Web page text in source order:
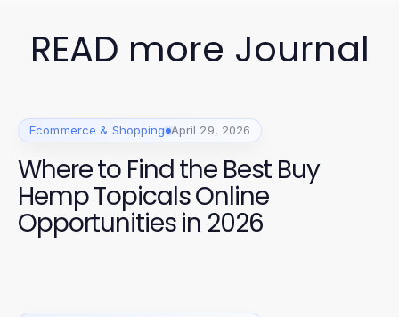
READ more Journal
Ecommerce & Shopping April 29, 2026
Where to Find the Best Buy
Hemp Topicals Online
Opportunities in 2026